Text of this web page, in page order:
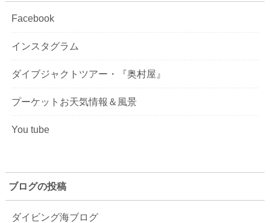
Facebook
インスタグラム
ダイブジャクトツアー・『奥村屋』
プーケットお天気情報＆風景
You tube
ブログの投稿
ダイビング海ブログ